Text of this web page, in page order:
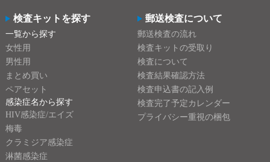
検査キットを探す
一覧から探す
女性用
男性用
まとめ買い
ペアセット
感染症名から探す
HIV感染症/エイズ
梅毒
クラミジア感染症
淋菌感染症
郵送検査について
郵送検査の流れ
検査キットの受取り
検査について
検査結果確認方法
検査申込書の記入例
検査完了予定カレンダー
プライバシー重視の梱包